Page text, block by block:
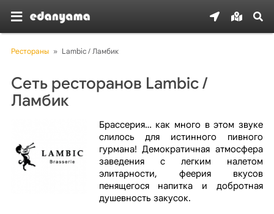
Рестораны » Lambic / Ламбик
Сеть ресторанов Lambic /
Ламбик
Брассерия… как много в этом звуке
слилось для истинного пивного
гурмана! Демократичная атмосфера
заведения с легким налетом
элитарности, феерия вкусов
пенящегося напитка и добротная
душевность закусок.